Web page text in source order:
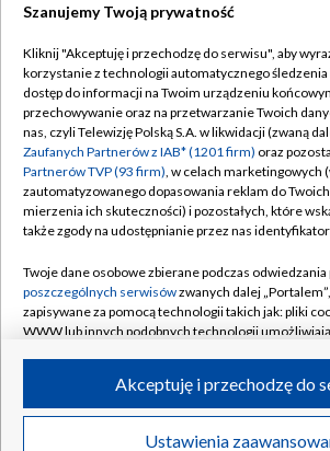
TVP
Abonament TVP
Emisja w TVP
Centrum informacji TVP
Naziemna Telewizja Cyfrowa
Rada Programowa
System NOS
Informacje o nadawcy
Program dla prasy
Regulamin TVP
Polityka
Moje zgody
Pomoc
Kontakt
Kanały
©2026 Telewizja Polska S.A. w
Szanujemy Twoją prywatność
Kliknij "Akceptuję i przechodzę do serwisu", aby
korzystanie z technologii automatycznego śledzenia
dostęp do informacji na Twoim urządzeniu
przechowywanie oraz na przetwarzanie Twoich
nas, czyli Telewizję Polską S.A. w likwidacji (zwaną
Zaufanych Partnerów z IAB* (1201 firm) oraz
Partnerów TVP (93 firm), w celach marketingowych
zautomatyzowanego dopasowania reklam do
mierzenia ich skuteczności) i pozostałych, które
także zgody na udostępnianie przez nas
Twoje dane osobowe zbierane podczas odwiedzania
poszczególnych serwisówzwanych dalej
zapisywane za pomocą technologii takich jak: pliki
WWW lub innych podobnych technologii
ruchu w Internecie.
Twoje dane osobowe zbierane podczas odwiedzania
Ustawienia
Akceptuję i przechodzę do